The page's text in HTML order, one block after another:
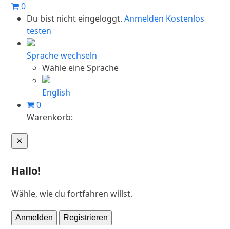
Skip
content
0
Du bist nicht eingeloggt. Anmelden Kostenlos
testen
Sprache wechseln
Wähle eine Sprache
English
0
Warenkorb:
Hallo!
Wähle, wie du fortfahren willst.
Anmelden Registrieren